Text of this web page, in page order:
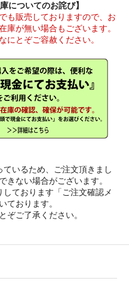
についてのお詫び】
も販売しておりますので、お
庫が無い場合もございます。
とぞご容赦ください。
いるため、ご注文頂きまし
きない場合がございます。
ております「ご注文確認メ
ております。
ぞご了承ください。